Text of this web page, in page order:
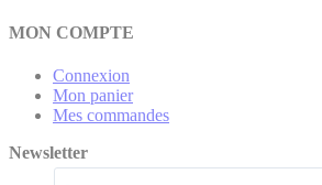
MON COMPTE
Connexion
Mon panier
Mes commandes
Newsletter